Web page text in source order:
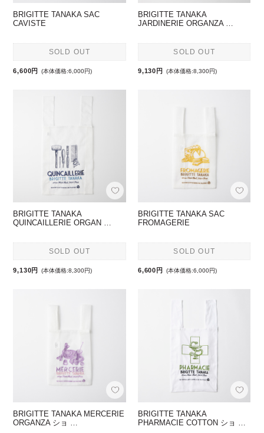
BRIGITTE TANAKA SAC
CAVISTE
SOLD OUT
6,600円 (本体価格:6,000円)
BRIGITTE TANAKA
JARDINERIE ORGANZA …
SOLD OUT
9,130円 (本体価格:8,300円)
BRIGITTE TANAKA
QUINCAILLERIE ORGAN …
SOLD OUT
9,130円 (本体価格:8,300円)
BRIGITTE TANAKA SAC
FROMAGERIE
SOLD OUT
6,600円 (本体価格:6,000円)
BRIGITTE TANAKA MERCERIE
ORGANZA ショ …
BRIGITTE TANAKA
PHARMACIE COTTON ショ …